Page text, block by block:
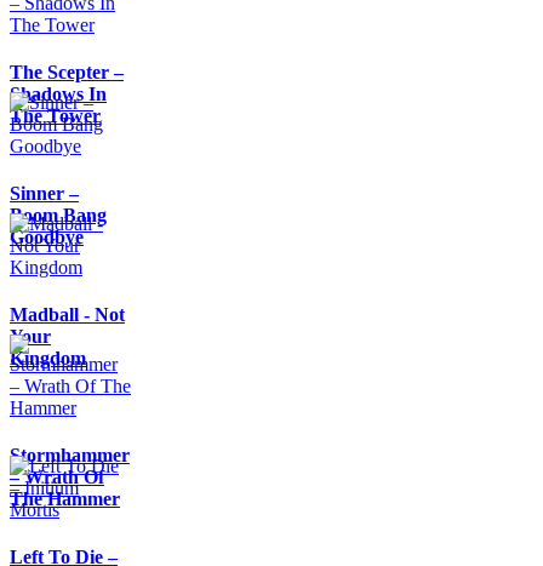
The Scepter –
Shadows In
The Tower
Sinner –
Boom Bang
Goodbye
Madball - Not
Your
Kingdom
Stormhammer
– Wrath Of
The Hammer
Left To Die –